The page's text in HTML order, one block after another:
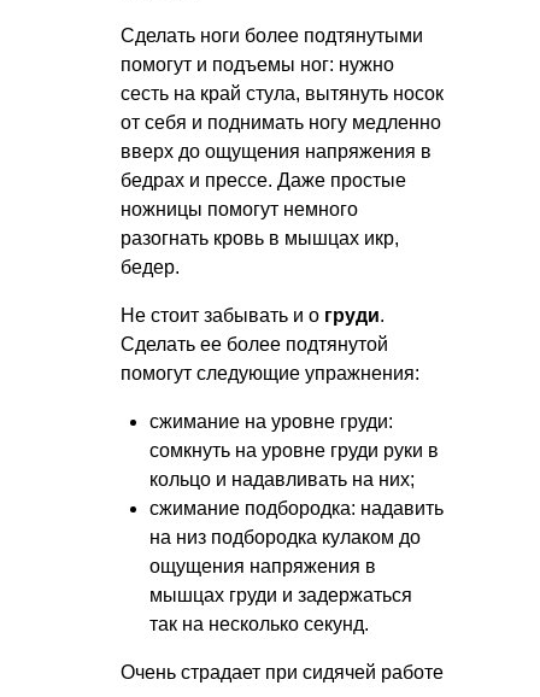
Сделать ноги более подтянутыми
помогут и подъемы ног: нужно
сесть на край стула, вытянуть носок
от себя и поднимать ногу медленно
вверх до ощущения напряжения в
бедрах и прессе. Даже простые
ножницы помогут немного
разогнать кровь в мышцах икр,
бедер.
Не стоит забывать и о груди.
Сделать ее более подтянутой
помогут следующие упражнения:
сжимание на уровне груди:
сомкнуть на уровне груди руки в
кольцо и надавливать на них;
сжимание подбородка: надавить
на низ подбородка кулаком до
ощущения напряжения в
мышцах груди и задержаться
так на несколько секунд.
Очень страдает при сидячей работе